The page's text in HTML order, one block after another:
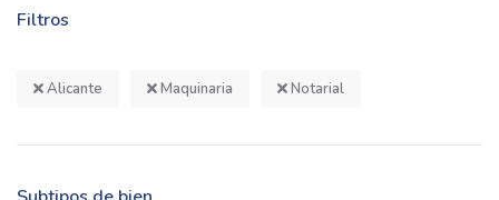
Filtros
Alicante Maquinaria Notarial